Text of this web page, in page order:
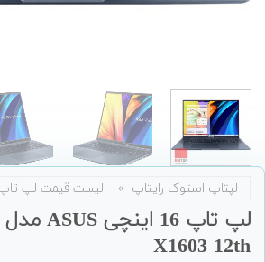
لپتاپ استوک رایتاپ » لیست قیمت لپ تاپ
X1603 12th